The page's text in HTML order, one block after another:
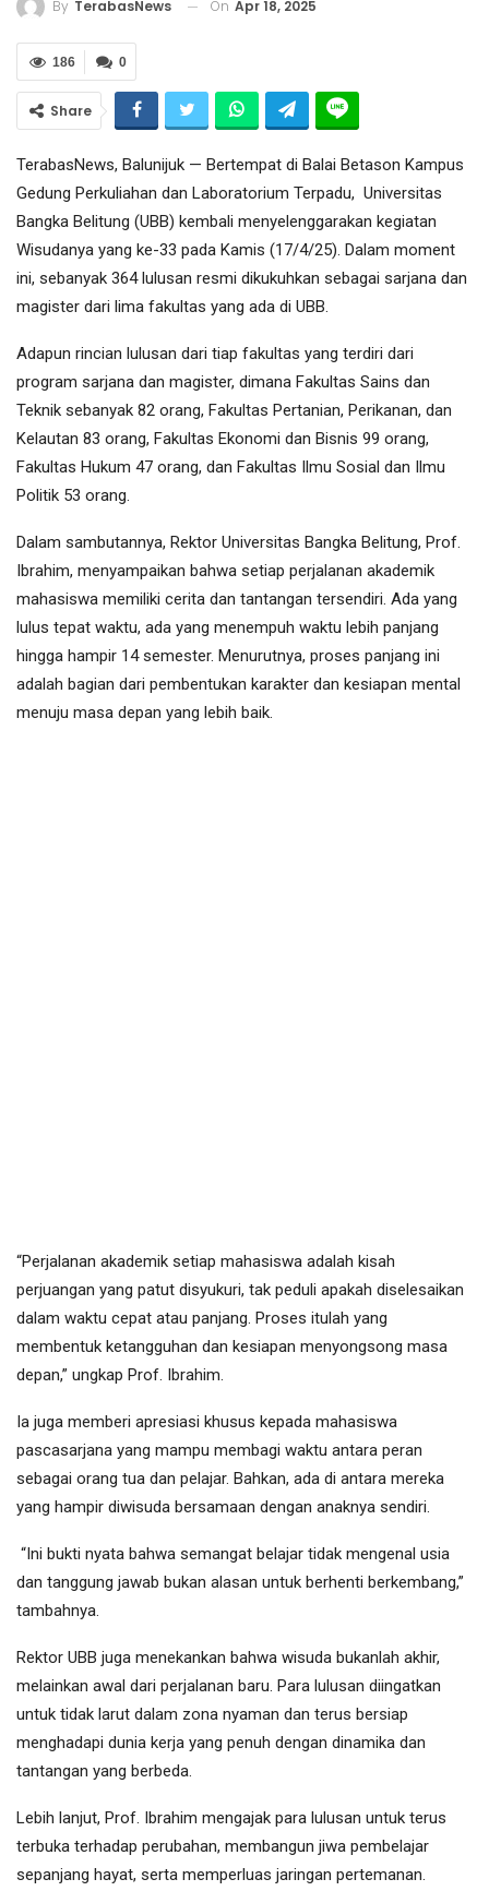
By TerabasNews On Apr 18, 2025
0
186
Share
TerabasNews, Balunijuk — Bertempat di Balai Betason Kampus
Gedung Perkuliahan dan Laboratorium Terpadu, Universitas
Bangka Belitung (UBB) kembali menyelenggarakan kegiatan
Wisudanya yang ke-33 pada Kamis (17/4/25). Dalam moment
ini, sebanyak 364 lulusan resmi dikukuhkan sebagai sarjana dan
magister dari lima fakultas yang ada di UBB.
Adapun rincian lulusan dari tiap fakultas yang terdiri dari
program sarjana dan magister, dimana Fakultas Sains dan
Teknik sebanyak 82 orang, Fakultas Pertanian, Perikanan, dan
Kelautan 83 orang, Fakultas Ekonomi dan Bisnis 99 orang,
Fakultas Hukum 47 orang, dan Fakultas Ilmu Sosial dan Ilmu
Politik 53 orang.
Dalam sambutannya, Rektor Universitas Bangka Belitung, Prof.
Ibrahim, menyampaikan bahwa setiap perjalanan akademik
mahasiswa memiliki cerita dan tantangan tersendiri. Ada yang
lulus tepat waktu, ada yang menempuh waktu lebih panjang
hingga hampir 14 semester. Menurutnya, proses panjang ini
adalah bagian dari pembentukan karakter dan kesiapan mental
menuju masa depan yang lebih baik.
“Perjalanan akademik setiap mahasiswa adalah kisah
perjuangan yang patut disyukuri, tak peduli apakah diselesaikan
dalam waktu cepat atau panjang. Proses itulah yang
membentuk ketangguhan dan kesiapan menyongsong masa
depan,” ungkap Prof. Ibrahim.
Ia juga memberi apresiasi khusus kepada mahasiswa
pascasarjana yang mampu membagi waktu antara peran
sebagai orang tua dan pelajar. Bahkan, ada di antara mereka
yang hampir diwisuda bersamaan dengan anaknya sendiri.
“Ini bukti nyata bahwa semangat belajar tidak mengenal usia
dan tanggung jawab bukan alasan untuk berhenti berkembang,”
tambahnya.
Rektor UBB juga menekankan bahwa wisuda bukanlah akhir,
melainkan awal dari perjalanan baru. Para lulusan diingatkan
untuk tidak larut dalam zona nyaman dan terus bersiap
menghadapi dunia kerja yang penuh dengan dinamika dan
tantangan yang berbeda.
Lebih lanjut, Prof. Ibrahim mengajak para lulusan untuk terus
terbuka terhadap perubahan, membangun jiwa pembelajar
sepanjang hayat, serta memperluas jaringan pertemanan.